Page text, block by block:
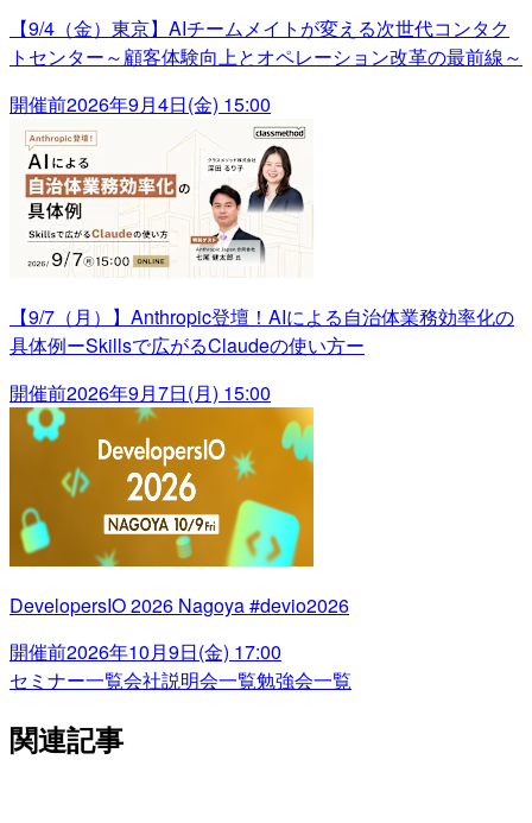
【9/4（金）東京】AIチームメイトが変える次世代コンタク
トセンター～顧客体験向上とオペレーション改革の最前線～
開催前2026年9月4日(金) 15:00
【9/7（月）】Anthropic登壇！AIによる自治体業務効率化の
具体例ーSkillsで広がるClaudeの使い方ー
開催前2026年9月7日(月) 15:00
DevelopersIO 2026 Nagoya #devio2026
開催前2026年10月9日(金) 17:00
セミナー一覧会社説明会一覧勉強会一覧
関連記事